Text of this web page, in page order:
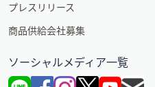
プレスリリース
商品供給会社募集
ソーシャルメディア一覧